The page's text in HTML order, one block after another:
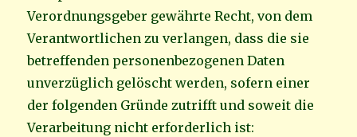
Verordnungsgeber gewährte Recht, von dem
Verantwortlichen zu verlangen, dass die sie
betreffenden personenbezogenen Daten
unverzüglich gelöscht werden, sofern einer
der folgenden Gründe zutrifft und soweit die
Verarbeitung nicht erforderlich ist: